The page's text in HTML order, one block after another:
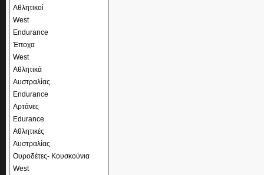
Αθλητικοί
West
Endurance
Έποχα
West
Αθλητικά
Αυστραλίας
Endurance
Αρτάνες
Edurance
Αθλητικές
Αυστραλίας
Ουροδέτες- Κουσκούνια
West